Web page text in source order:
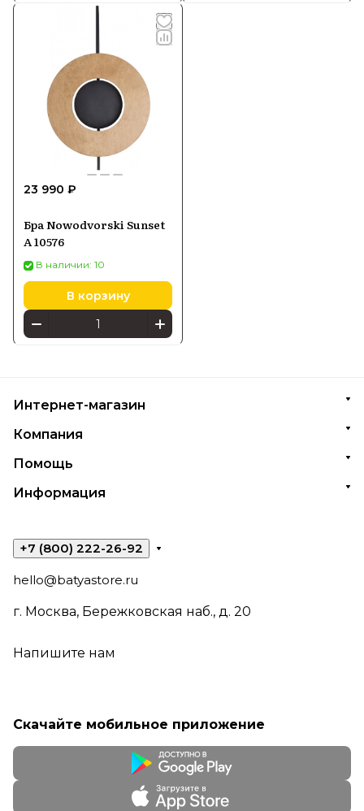
23 990 ₽
Бра Nowodvorski Sunset
A 10576
В наличии: 10
В корзину
Интернет-магазин
Компания
Помощь
Информация
+7 (800) 222-26-92
hello@batyastore.ru
г. Москва, Бережковская наб., д. 20
Напишите нам
Скачайте мобильное приложение